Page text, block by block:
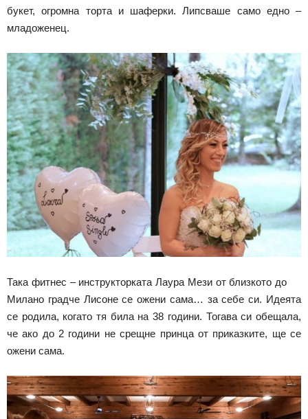
букет, огромна торта и шаферки. Липсваше само едно –
младоженец.
Така фитнес – инструкторката Лаура Мези от близкото до
Милано градче Лисоне се ожени сама… за себе си. Идеята
се родила, когато тя била на 38 години. Тогава си обещала,
че ако до 2 години не срещне принца от приказките, ще се
ожени сама.